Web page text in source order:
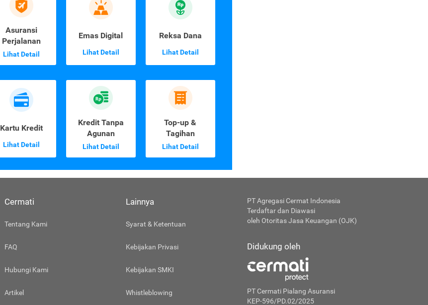
Asuransi
Perjalanan
Lihat Detail
Emas Digital
Lihat Detail
Reksa Dana
Lihat Detail
Kartu Kredit
Lihat Detail
Kredit Tanpa
Agunan
Lihat Detail
Top-up &
Tagihan
Lihat Detail
Cermati
Tentang Kami
FAQ
Hubungi Kami
Artikel
Lainnya
Syarat & Ketentuan
Kebijakan Privasi
Kebijakan SMKI
Whistleblowing
PT Agregasi Cermat Indonesia
Terdaftar dan Diawasi
oleh Otoritas Jasa Keuangan (OJK)
Didukung oleh
PT Cermati Pialang Asuransi
KEP-596/PD.02/2025